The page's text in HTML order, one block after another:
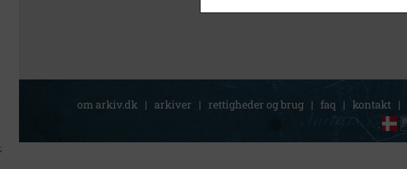
om arkiv.dk | arkiver | rettigheder og brug | faq | kontakt |
;